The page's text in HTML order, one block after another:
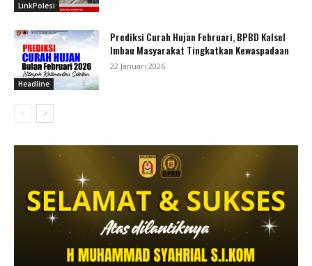
LinkPolesi
Headline
Prediksi Curah Hujan Februari, BPBD Kalsel
Imbau Masyarakat Tingkatkan Kewaspadaan
22 Januari 2026